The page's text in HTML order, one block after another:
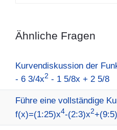
Ähnliche Fragen
Kurvendiskussion der
- 6 3/4x2 - 1 5/8x + 2 5/8
Führe eine vollständige
f(x)=(1:25)x4-(2:3)x2